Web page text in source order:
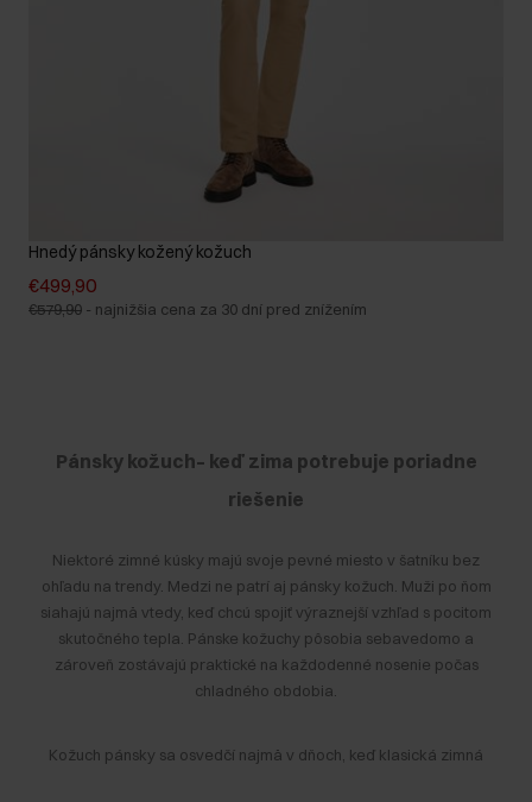
Hnedý pánsky kožený kožuch
€499,90
€579,90 - najnižšia cena za 30 dní pred znížením
Pánsky kožuch– keď zima potrebuje poriadne
riešenie
Niektoré zimné kúsky majú svoje pevné miesto v šatníku bez
ohľadu na trendy. Medzi ne patrí aj pánsky kožuch. Muži po ňom
siahajú najmä vtedy, keď chcú spojiť výraznejší vzhľad s pocitom
skutočného tepla. Pánske kožuchy pôsobia sebavedomo a
zároveň zostávajú praktické na každodenné nosenie počas
chladného obdobia.
Kožuch pánsky sa osvedčí najmä v dňoch, keď klasická zimná